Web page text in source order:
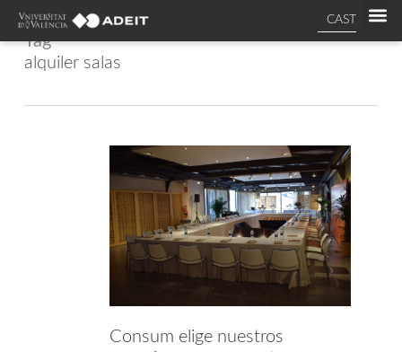
CAST
Tag
alquiler salas
Consum elige nuestros